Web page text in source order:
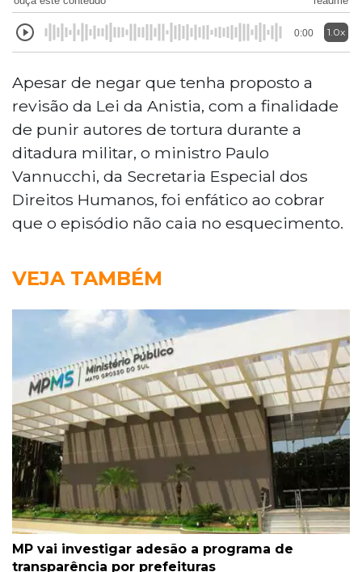
0:00 1.0x
Apesar de negar que tenha proposto a
revisão da Lei da Anistia, com a finalidade
de punir autores de tortura durante a
ditadura militar, o ministro Paulo
Vannucchi, da Secretaria Especial dos
Direitos Humanos, foi enfático ao cobrar
que o episódio não caia no esquecimento.
VEJA TAMBÉM
MP vai investigar adesão a programa de
transparência por prefeituras